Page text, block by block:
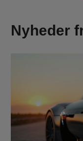
Nyheder